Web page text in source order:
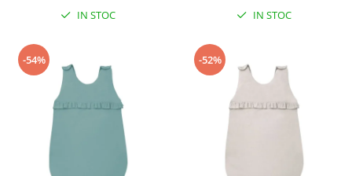
IN STOC IN STOC
-54% -52%